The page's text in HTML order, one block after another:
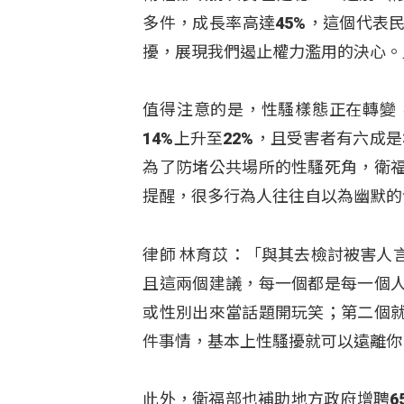
多件，成長率高達45%，這個代表
擾，展現我們遏止權力濫用的決心
值得注意的是，性騷樣態正在轉
14%上升至22%，且受害者有六成
為了防堵公共場所的性騷死角，衛
提醒，很多行為人往往自以為幽默
律師 林育苡：「與其去檢討被害人
且這兩個建議，每一個都是每一個
或性別出來當話題開玩笑；第二個
件事情，基本上性騷擾就可以遠離
此外，衛福部也補助地方政府增聘